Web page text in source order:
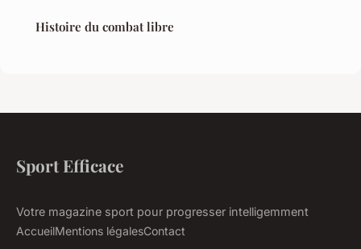
Histoire du combat libre
Sport Efficace
Votre magazine sport pour progresser intelligemment
AccueilMentions légalesContact